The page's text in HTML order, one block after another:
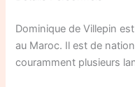
Dominique de Villepin
au Maroc. Il est de
couramment plusieurs